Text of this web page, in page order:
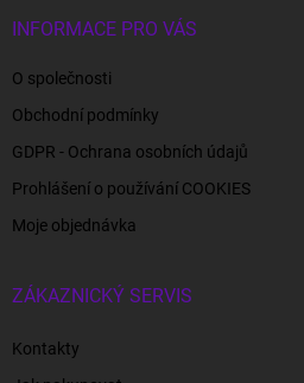
INFORMACE PRO VÁS
O společnosti
Obchodní podmínky
GDPR - Ochrana osobních údajů
Prohlášení o používání COOKIES
Moje objednávka
ZÁKAZNICKÝ SERVIS
Kontakty